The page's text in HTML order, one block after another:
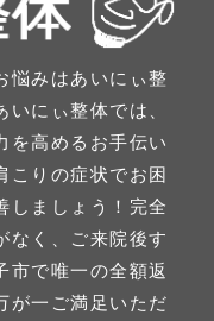
悩みはあいにぃ整
にぃ整体では、
を高めるお手伝い
こりの症状でお困
しましょう！完全
なく、ご来院後す
市で唯一の全額返
が一ご満足いただ